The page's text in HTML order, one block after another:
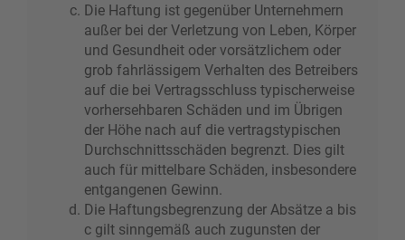
Die Haftung ist gegenüber Unternehmern
außer bei der Verletzung von Leben, Körper
und Gesundheit oder vorsätzlichem oder
grob fahrlässigem Verhalten des Betreibers
auf die bei Vertragsschluss typischerweise
vorhersehbaren Schäden und im Übrigen
der Höhe nach auf die vertragstypischen
Durchschnittsschäden begrenzt. Dies gilt
auch für mittelbare Schäden, insbesondere
entgangenen Gewinn.
Die Haftungsbegrenzung der Absätze a bis
c gilt sinngemäß auch zugunsten der